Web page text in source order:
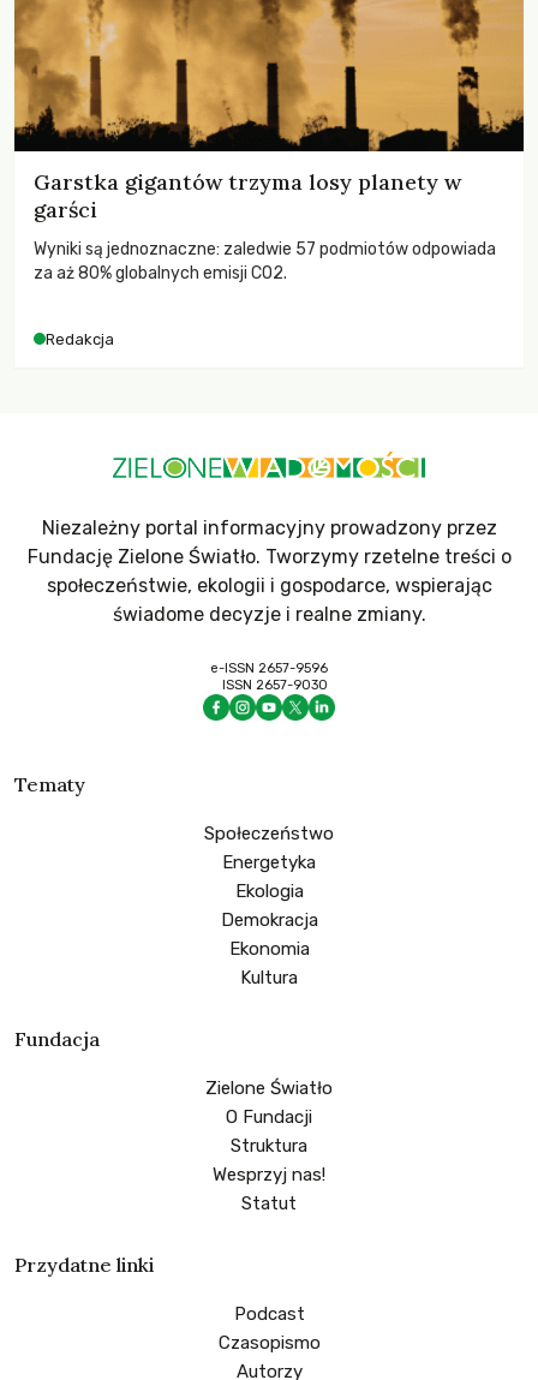
Garstka gigantów trzyma losy planety w
garści
Wyniki są jednoznaczne: zaledwie 57 podmiotów odpowiada
za aż 80% globalnych emisji CO2.
Redakcja
Niezależny portal informacyjny prowadzony przez
Fundację Zielone Światło. Tworzymy rzetelne treści o
społeczeństwie, ekologii i gospodarce, wspierając
świadome decyzje i realne zmiany.
e-ISSN 2657-9596
ISSN 2657-9030
Tematy
Społeczeństwo
Energetyka
Ekologia
Demokracja
Ekonomia
Kultura
Fundacja
Zielone Światło
O Fundacji
Struktura
Wesprzyj nas!
Statut
Przydatne linki
Podcast
Czasopismo
Autorzy